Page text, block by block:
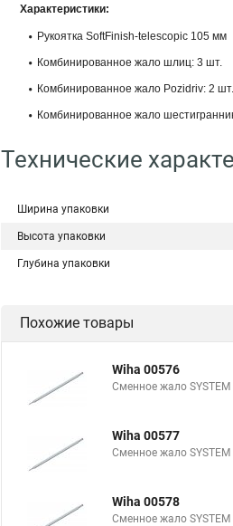
Характеристики:
Рукоятка SoftFinish-telescopic 105 мм
Комбинированное жало шлиц: 3 шт.
Комбинированное жало Pozidriv: 2 шт.
Комбинированное жало
Технические
Ширина упаковки
Высота упаковки
Глубина упаковки
Похожие товары
Wiha 00576
Сменное жало
Wiha 00577
Сменное жало
Wiha 00578
Сменное жало